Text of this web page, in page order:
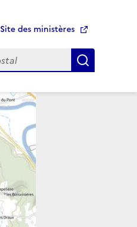
Site des ministères